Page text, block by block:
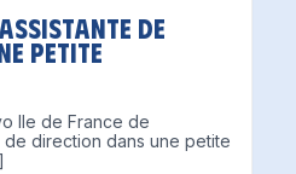
de
petite
Ile de France de
de direction dans une petite